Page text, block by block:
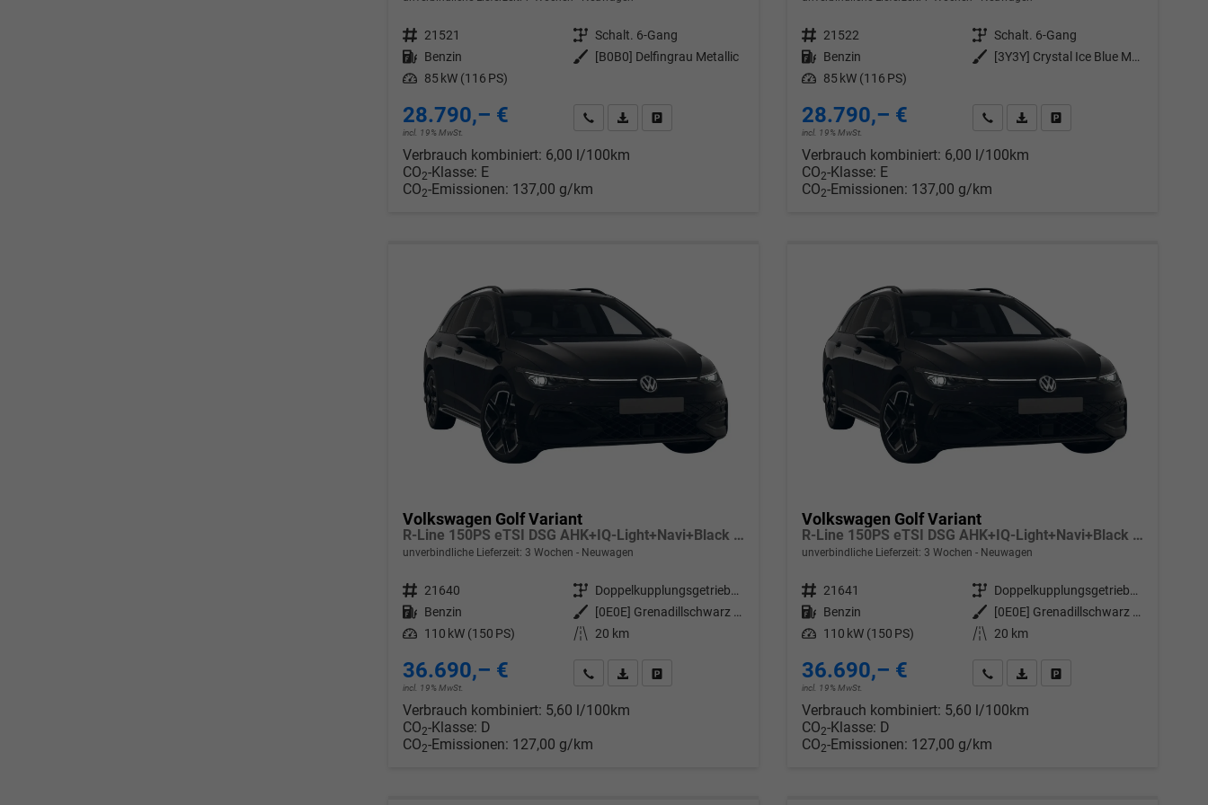
Fahrzeugnr. 21521 Getriebe Schalt. 6-Gang
Kraftstoff Benzin Außenfarbe [B0B0] Delfingrau Metallic
Leistung 85 kW (116 PS)
28.790,– €
incl. 19% MwSt.
Wir rufen Sie an
PDF-Datei, Fahrzeugexposé drucken
Drucken, parken oder vergleichen
Verbrauch kombiniert: 6,00 l/100km
CO2-Klasse: E
CO2-Emissionen: 137,00 g/km
Fahrzeugnr. 21522 Getriebe Schalt. 6-Gang
Kraftstoff Benzin Außenfarbe
[3Y3Y] Crystal Ice Blue Metallic
Leistung 85 kW (116 PS)
28.790,– €
incl. 19% MwSt.
Wir rufen Sie an
PDF-Datei, Fahrzeugexposé drucken
Drucken, parken oder
Verbrauch kombiniert: 6,00 l/100km
CO2-Klasse: E
CO2-Emissionen: 137,00 g/km
Volkswagen Golf Variant
R-Line 150PS eTSI DSG AHK+IQ-Light+Navi+Black Style+360°+Alu18+Kessy+Winter
unverbindliche Lieferzeit: 3 Wochen Neuwagen
Fahrzeugnr. 21640 Getriebe
Doppelkupplungsgetriebe (DSG)
Kraftstoff Benzin Außenfarbe
[0E0E] Grenadillschwarz Metallic
Leistung 110 kW (150 PS) Kilometerstand 20 km
36.690,– €
incl. 19% MwSt.
Wir rufen Sie an
PDF-Datei, Fahrzeugexposé drucken
Drucken, parken oder vergleichen
Verbrauch kombiniert: 5,60 l/100km
CO2-Klasse: D
CO2-Emissionen: 127,00 g/km
Volkswagen Golf Variant
R-Line 150PS eTSI DSG AHK+IQ-Light+Navi+Black Style+360°+Alu18+Kessy+Winter
unverbindliche Lieferzeit: 3 Wochen Neuwagen
Fahrzeugnr. 21641 Getriebe
Doppelkupplungsgetriebe (DSG)
Kraftstoff Benzin Außenfarbe
[0E0E] Grenadillschwarz Metallic
Leistung 110 kW (150 PS) Kilometerstand 20 km
36.690,– €
incl. 19% MwSt.
Wir rufen Sie an
PDF-Datei, Fahrzeugexposé drucken
Drucken, parken oder
Verbrauch kombiniert: 5,60 l/100km
CO2-Klasse: D
CO2-Emissionen: 127,00 g/km